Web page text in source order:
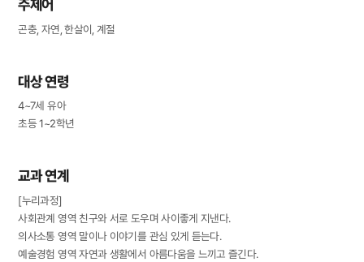
곤충, 자연, 한살이, 계절
대상 연령
4~7세 유아
초등 1~2학년
교과 연계
[누리과정]
사회관계 영역 친구와 서로 도우며 사이좋게 지낸다.
의사소통 영역 말이나 이야기를 관심 있게 듣는다.
예술경험 영역 자연과 생활에서 아름다움을 느끼고 즐긴다.